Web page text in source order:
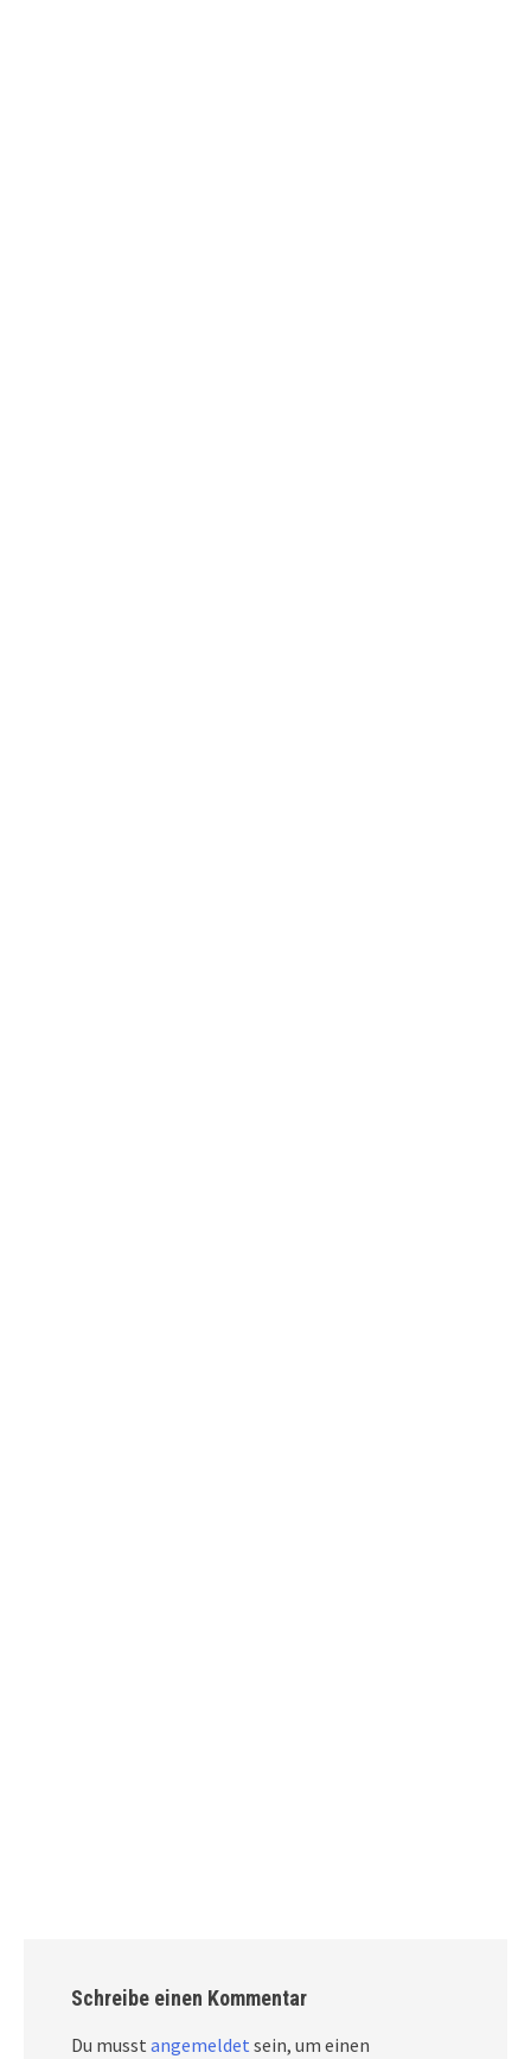
Schreibe einen Kommentar
Du musst angemeldet sein, um einen